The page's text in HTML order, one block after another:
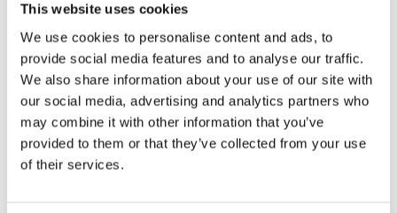
This website uses cookies
We use cookies to personalise content and ads, to
provide social media features and to analyse our traffic.
We also share information about your use of our site with
our social media, advertising and analytics partners who
may combine it with other information that you’ve
provided to them or that they’ve collected from your use
of their services.
Nu i svängt utförande
XPL Halo finns nu i svängt utförande. Det gör att
den sitter snyggare på många fordon som har lite
mjukare linjer. Dessutom sprids ljuset bredare,
vilket gör rampen till ett utmärkt val för den som
ofta kör på krokiga vägar.
Egenskaper: